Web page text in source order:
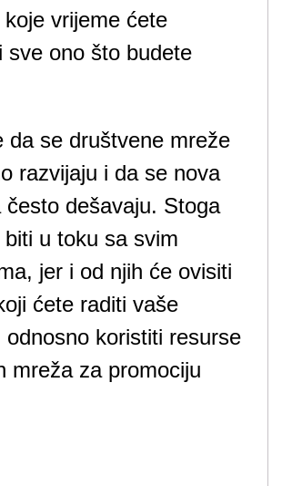
vrijeme ćete
sve ono što budete
da se društvene mreže
razvijaju i da se nova
često dešavaju. Stoga
u toku sa svim
jer i od njih će ovisiti
ćete raditi vaše
odnosno koristiti resurse
mreža za promociju